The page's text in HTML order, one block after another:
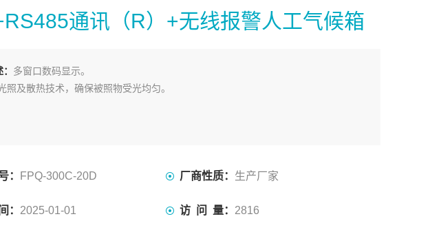
通讯（R）+无线报警人工气候箱
多窗口数码显示。
照及散热技术，确保被照物受光均匀。
： FPQ-300C-20D 厂商性质： 生产厂家
： 2025-01-01 访 问 量： 2816